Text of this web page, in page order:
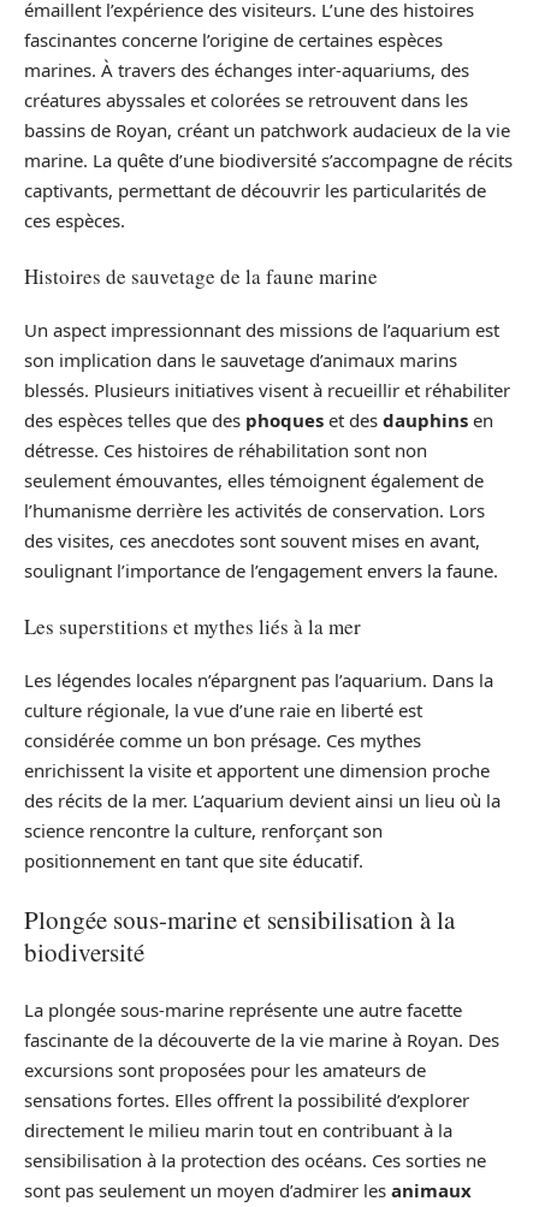
émaillent l’expérience des visiteurs. L’une des histoires
fascinantes concerne l’origine de certaines espèces
marines. À travers des échanges inter-aquariums, des
créatures abyssales et colorées se retrouvent dans les
bassins de Royan, créant un patchwork audacieux de la vie
marine. La quête d’une biodiversité s’accompagne de récits
captivants, permettant de découvrir les particularités de
ces espèces.
Histoires de sauvetage de la faune marine
Un aspect impressionnant des missions de l’aquarium est
son implication dans le sauvetage d’animaux marins
blessés. Plusieurs initiatives visent à recueillir et réhabiliter
des espèces telles que des phoques et des dauphins en
détresse. Ces histoires de réhabilitation sont non
seulement émouvantes, elles témoignent également de
l’humanisme derrière les activités de conservation. Lors
des visites, ces anecdotes sont souvent mises en avant,
soulignant l’importance de l’engagement envers la faune.
Les superstitions et mythes liés à la mer
Les légendes locales n’épargnent pas l’aquarium. Dans la
culture régionale, la vue d’une raie en liberté est
considérée comme un bon présage. Ces mythes
enrichissent la visite et apportent une dimension proche
des récits de la mer. L’aquarium devient ainsi un lieu où la
science rencontre la culture, renforçant son
positionnement en tant que site éducatif.
Plongée sous-marine et sensibilisation à la
biodiversité
La plongée sous-marine représente une autre facette
fascinante de la découverte de la vie marine à Royan. Des
excursions sont proposées pour les amateurs de
sensations fortes. Elles offrent la possibilité d’explorer
directement le milieu marin tout en contribuant à la
sensibilisation à la protection des océans. Ces sorties ne
sont pas seulement un moyen d’admirer les animaux